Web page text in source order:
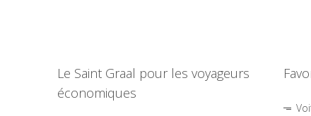
Le Saint Graal pour les voyageurs
économiques